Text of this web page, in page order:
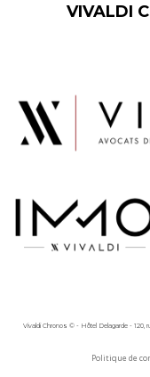
VIVALDI
Vivaldi Chronos © - Hôtel Delagarde - 120,
Politique de